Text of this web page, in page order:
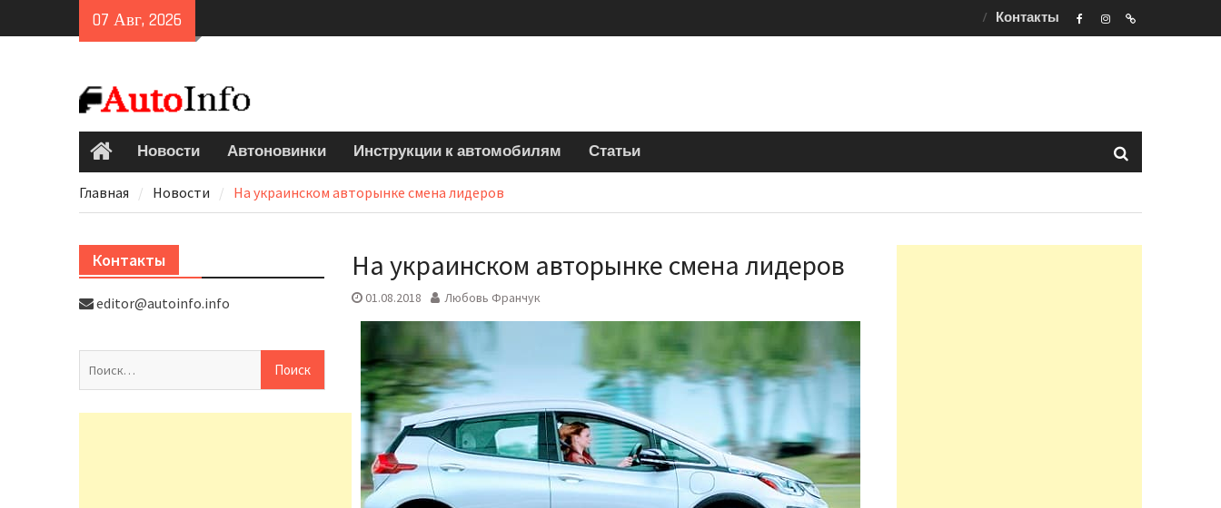
to
07 Авг, 2026 Контакты
Главная
Новости Автоновинки Инструкции к автомобилям Статьи
Главная Новости На украинском авторынке смена лидеров
На украинском авторынке смена лидеров
01.08.2018 Любовь Франчук
Контакты
editor@autoinfo.info
Найти: